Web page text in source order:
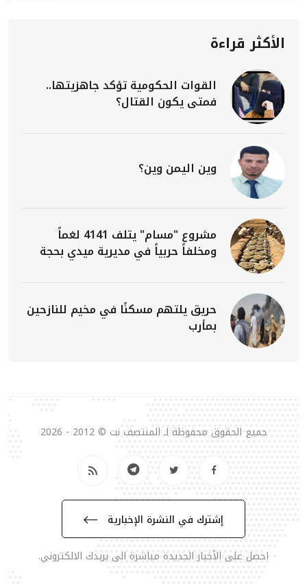
الأكثر قراءة
القوات الحكومية تؤكد جاهزيتها..
فمتى يكون القتال؟
وين اليمن وين؟
مشروع "مسام" يتلف 4141 لغماً
ومخلفاً حربياً في مديرية ميدي بحجة
حريق يلتهم مسكنًا في مخيم للنازحين
بمأرب
جميع الحقوق محفوظة لـ المنتصف نت © 2012 - 2026
إشترك في النشرة الإخبارية
احصل على الأخبار الجديدة مباشرة الى بريدك الالكتروني.